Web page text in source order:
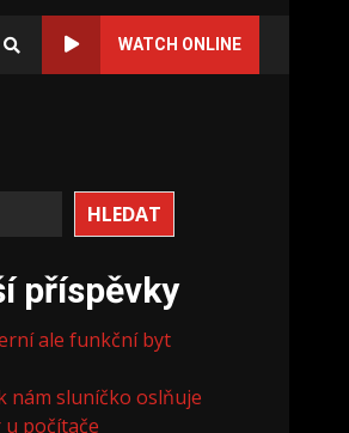
WATCH ONLINE
HLEDAT
příspěvky
ale funkční byt
nám sluníčko oslňuje
počítače